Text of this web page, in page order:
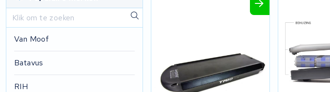
Van Moof
Batavus
RIH